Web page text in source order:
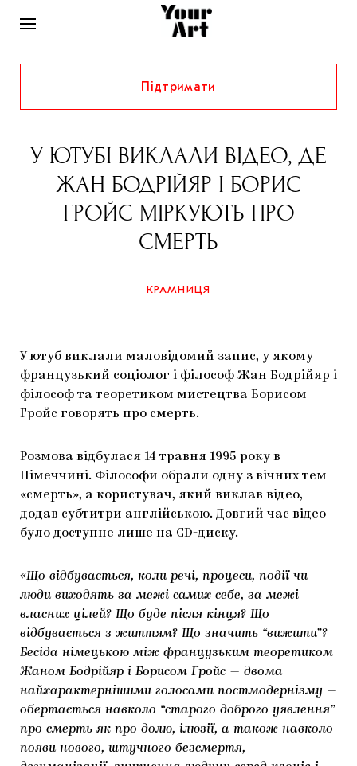
НОВИНИ
ІНТЕРВ’Ю
ХУДОЖНИКИ
КУРАТОРИ
АРХІТЕКТУРА
РІДНИЙ КРАЙ
ФЕСТИВАЛІ
САМООРГАНІЗАЦІЇ
ГАЛЕРЕЇ
АРТЦЕНТРИ
СТАТТІ
ВИСТАВКИ
КНИЖКИ І ЖУРНАЛИ
КОЛОНКИ
СПЕЦПРОЄКТИ
ЯК ПІДТРИМУВАТИ УКРАЇНСЬКЕ МИСТЕЦТВО
МАРІУПОЛЬСЬКІ МАРГІНАЛІЇ
Підтримати
У ЮТУБІ ВИКЛАЛИ ВІДЕО, ДЕ
ЖАН БОДРІЙЯР І БОРИС
ГРОЙС МІРКУЮТЬ ПРО
СМЕРТЬ
КРАМНИЦЯ
У ютуб виклали маловідомий запис, у якому
французький соціолог і філософ Жан Бодрійяр і
філософ та теоретиком мистецтва Борисом
Гройс говорять про смерть.
Розмова відбулася 14 травня 1995 року в
Німеччині. Філософи обрали одну з вічних тем
«смерть», а користувач, який виклав відео,
додав субтитри англійською. Довгий час відео
було доступне лише на CD-диску.
«Що відбувається, коли речі, процеси, події чи
люди виходять за межі самих себе, за межі
власних цілей? Що буде після кінця? Що
відбувається з життям? Що значить “вижити”?
Бесіда німецькою між французьким теоретиком
Жаном Бодрійяр і Борисом Гройс — двома
найхарактернішими голосами постмодернізму —
обертається навколо “старого доброго уявлення”
про смерть як про долю, ілюзії, а також навколо
появи нового, штучного безсмертя,